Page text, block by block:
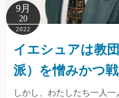
9月
20
2022
イエシュアは教
派）を憎みかつ戦
しかし、わたしたち一人